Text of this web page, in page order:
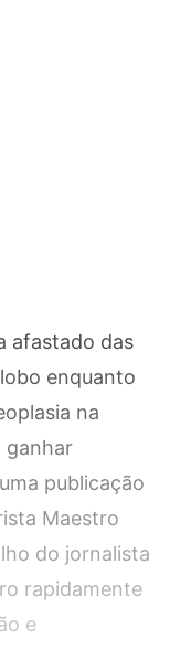
afastado das
enquanto
na
ganhar
publicação
Maestro
do jornalista
rapidamente
e